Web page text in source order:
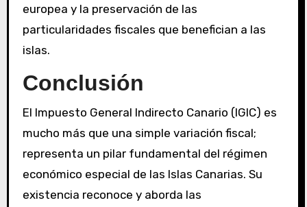
europea y la preservación de las
particularidades fiscales que benefician a las
islas.
Conclusión
El Impuesto General Indirecto Canario (IGIC) es
mucho más que una simple variación fiscal;
representa un pilar fundamental del régimen
económico especial de las Islas Canarias. Su
existencia reconoce y aborda las